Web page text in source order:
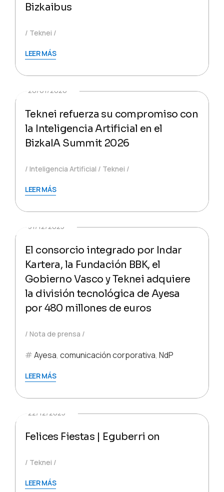
Bizkaibus
Teknei
LEER MÁS
20/01/2026
Teknei refuerza su compromiso con
la Inteligencia Artificial en el
BizkaIA Summit 2026
Inteligencia Artificial Teknei
LEER MÁS
31/12/2025
El consorcio integrado por Indar
Kartera, la Fundación BBK, el
Gobierno Vasco y Teknei adquiere
la división tecnológica de Ayesa
por 480 millones de euros
Nota de prensa
Ayesa, comunicación corporativa, NdP
LEER MÁS
22/12/2025
Felices Fiestas | Eguberri on
Teknei
LEER MÁS